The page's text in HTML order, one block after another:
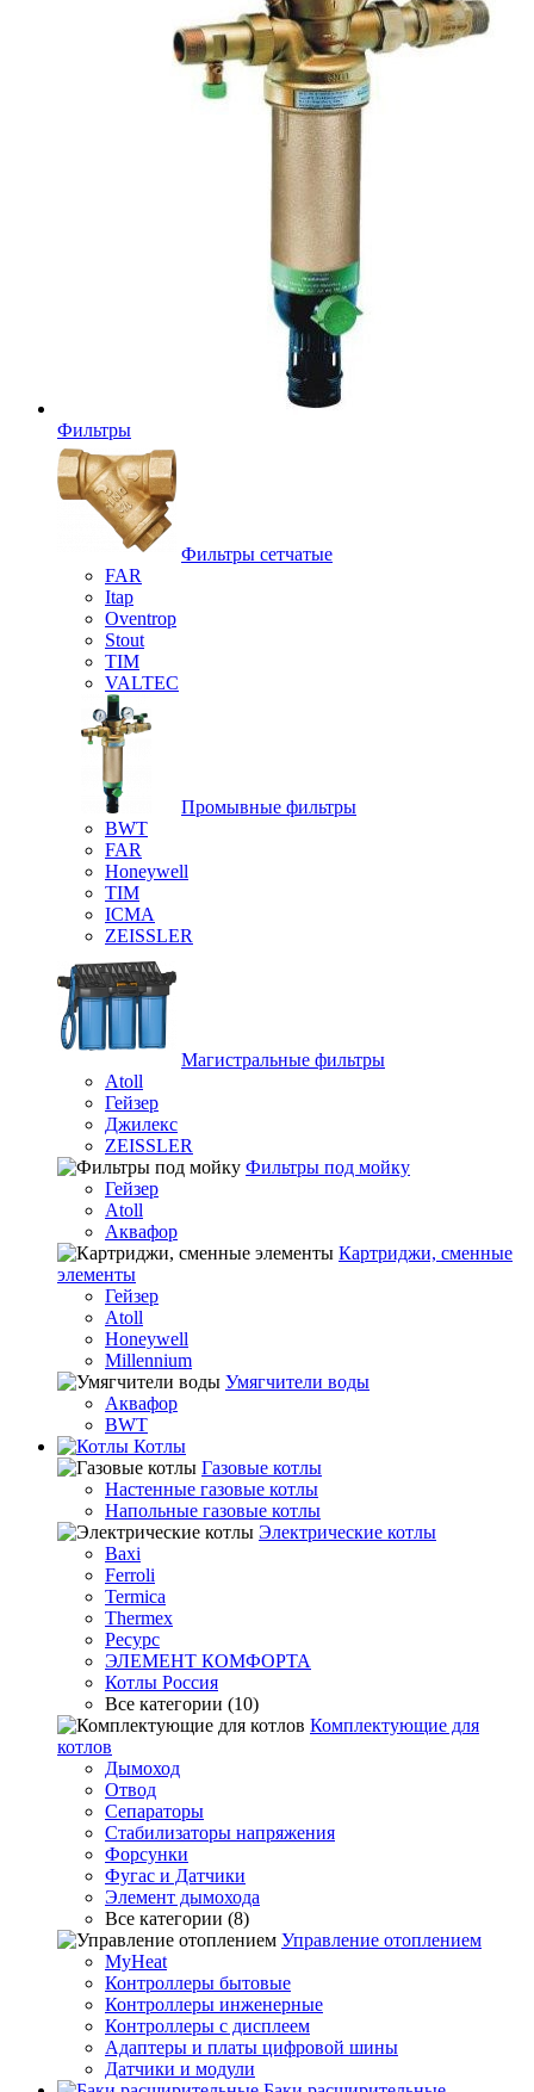
Фильтры
Фильтры сетчатые
FAR
Itap
Oventrop
Stout
TIM
VALTEC
Промывные фильтры
BWT
FAR
Honeywell
TIM
ICMA
ZEISSLER
Магистральные фильтры
Atoll
Гейзер
Джилекс
ZEISSLER
Фильтры под мойку
Гейзер
Atoll
Аквафор
Картриджи, сменные
элементы
Гейзер
Atoll
Honeywell
Millennium
Умягчители воды
Аквафор
BWT
Котлы
Гaзовые котлы
Настенные газовые котлы
Напольные газовые котлы
Электрические котлы
Baxi
Ferroli
Termica
Thermex
Ресурс
ЭЛЕМЕНТ КОМФОРТА
Котлы Россия
Все категории (10)
Комплектующие для
котлов
Дымоход
Отвод
Сепараторы
Стабилизаторы напряжения
Форсунки
Фугас и Датчики
Элемент дымохода
Все категории (8)
Управление отоплением
MyHeat
Контроллеры бытовые
Контроллеры инженерные
Контроллеры с дисплеем
Адаптеры и платы цифровой шины
Датчики и модули